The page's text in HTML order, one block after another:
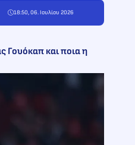
18:50, 06. Ιουλίου 2026
Γουόκαπ και ποια η